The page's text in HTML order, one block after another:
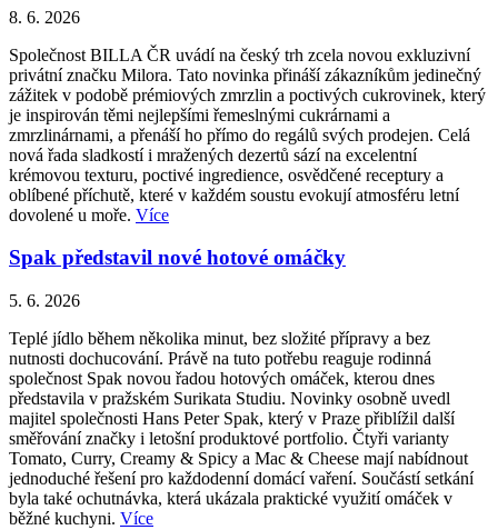
8. 6. 2026
Společnost BILLA ČR uvádí na český trh zcela novou exkluzivní
privátní značku Milora. Tato novinka přináší zákazníkům jedinečný
zážitek v podobě prémiových zmrzlin a poctivých cukrovinek, který
je inspirován těmi nejlepšími řemeslnými cukrárnami a
zmrzlinárnami, a přenáší ho přímo do regálů svých prodejen. Celá
nová řada sladkostí i mražených dezertů sází na excelentní
krémovou texturu, poctivé ingredience, osvědčené receptury a
oblíbené příchutě, které v každém soustu evokují atmosféru letní
dovolené u moře. Více
Spak představil nové hotové omáčky
5. 6. 2026
Teplé jídlo během několika minut, bez složité přípravy a bez
nutnosti dochucování. Právě na tuto potřebu reaguje rodinná
společnost Spak novou řadou hotových omáček, kterou dnes
představila v pražském Surikata Studiu. Novinky osobně uvedl
majitel společnosti Hans Peter Spak, který v Praze přiblížil další
směřování značky i letošní produktové portfolio. Čtyři varianty
Tomato, Curry, Creamy & Spicy a Mac & Cheese mají nabídnout
jednoduché řešení pro každodenní domácí vaření. Součástí setkání
byla také ochutnávka, která ukázala praktické využití omáček v
běžné kuchyni. Více